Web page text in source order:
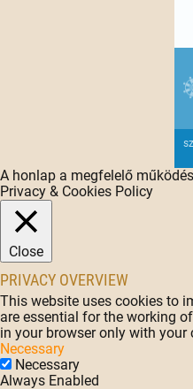
A honlap a megfelelő
Privacy & Cookies Policy
Close
PRIVACY OVERVIEW
This website uses cookies to
are essential for the working
in your browser only with
Necessary
Necessary
Always Enabled